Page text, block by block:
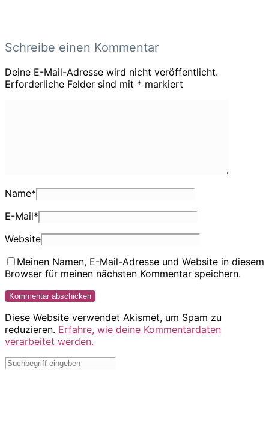
Schreibe einen Kommentar
Deine E-Mail-Adresse wird nicht veröffentlicht.
Erforderliche Felder sind mit * markiert
Name*
E-Mail*
Website
Meinen Namen, E-Mail-Adresse und Website in diesem
Browser für meinen nächsten Kommentar speichern.
Diese Website verwendet Akismet, um Spam zu
reduzieren. Erfahre, wie deine Kommentardaten
verarbeitet werden.